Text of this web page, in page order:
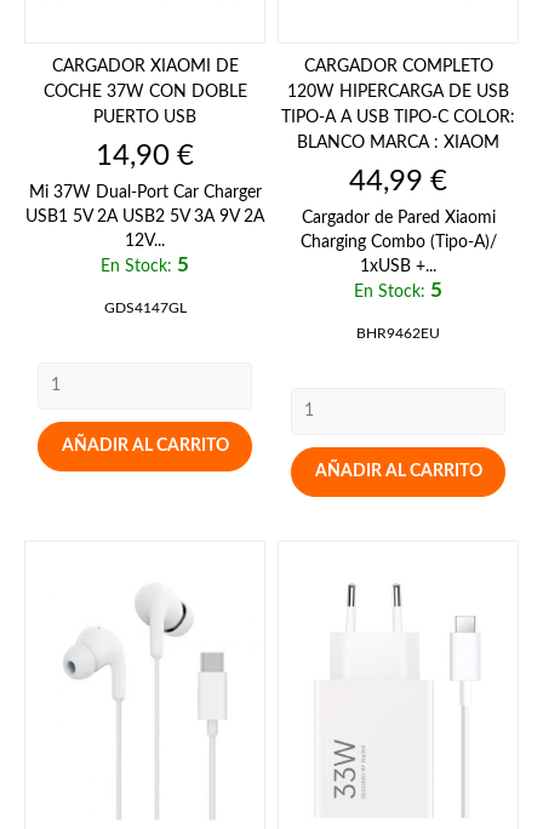
CARGADOR XIAOMI DE
COCHE 37W CON DOBLE
PUERTO USB
Precio
14,90 €
Mi 37W Dual-Port Car Charger
USB1 5V 2A USB2 5V 3A 9V 2A
12V...
En Stock: 5
GDS4147GL
AÑADIR AL CARRITO
CARGADOR COMPLETO
120W HIPERCARGA DE USB
TIPO-A A USB TIPO-C COLOR:
BLANCO MARCA : XIAOM
Precio
44,99 €
Cargador de Pared Xiaomi
Charging Combo (Tipo-A)/
1xUSB +...
En Stock: 5
BHR9462EU
AÑADIR AL CARRITO